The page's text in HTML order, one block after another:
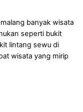
banyak wisata
seperti bukit
lintang sewu di
wisata yang mirip